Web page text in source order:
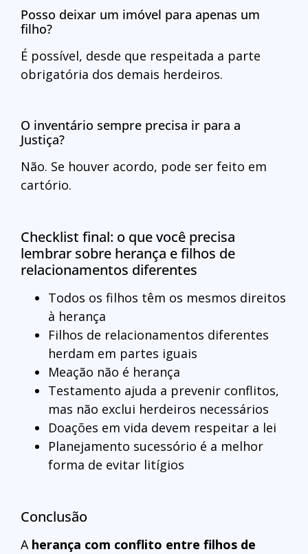
Posso deixar um imóvel para apenas um
filho?
É possível, desde que respeitada a parte
obrigatória dos demais herdeiros.
O inventário sempre precisa ir para a
Justiça?
Não. Se houver acordo, pode ser feito em
cartório.
Checklist final: o que você precisa
lembrar sobre herança e filhos de
relacionamentos diferentes
Todos os filhos têm os mesmos direitos
à herança
Filhos de relacionamentos diferentes
herdam em partes iguais
Meação não é herança
Testamento ajuda a prevenir conflitos,
mas não exclui herdeiros necessários
Doações em vida devem respeitar a lei
Planejamento sucessório é a melhor
forma de evitar litígios
Conclusão
A herança com conflito entre filhos de